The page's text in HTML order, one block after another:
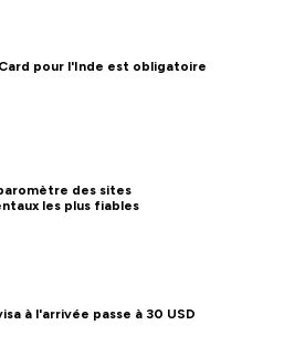
, ce podcast est fait pour vous.
pour l'Inde est obligatoire
des sites
les plus fiables
à l'arrivée passe à 30 USD